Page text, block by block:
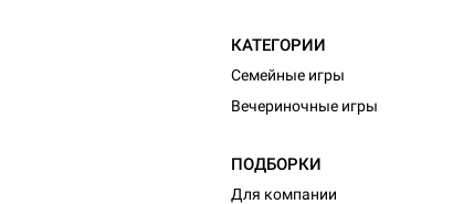
КАТЕГОРИИ
Семейные игры
Вечериночные игры
ПОДБОРКИ
Для компании